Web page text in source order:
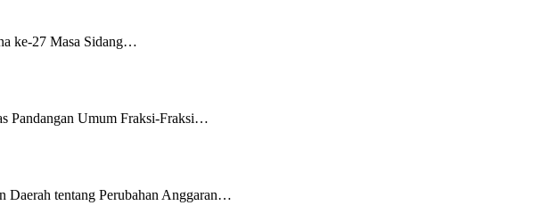
ke-27 Masa Sidang…
Pandangan Umum Fraksi-Fraksi…
Daerah tentang Perubahan Anggaran…